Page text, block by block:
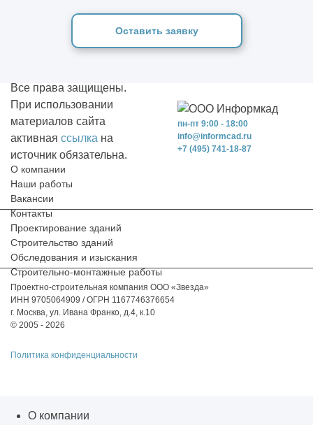
Оставить заявку
пн-пт 9:00 - 18:00
+7 (495) 741-18-87
info@informcad.ru
О компании
Наши работы
Вакансии
Контакты
Проектирование зданий
Строительство зданий
Обследования и изыскания
Строительно-монтажные работы
Проектно-строительная компания ООО «Звезда»
ИНН 9705064909 / ОГРН 1167746376654
г. Москва, ул. Ивана Франко, д.4, к.10
© 2005 - 2026
Политика конфиденциальности
Все права защищены.
При использовании
материалов сайта
активная ссылка на
источник обязательна.
О компании